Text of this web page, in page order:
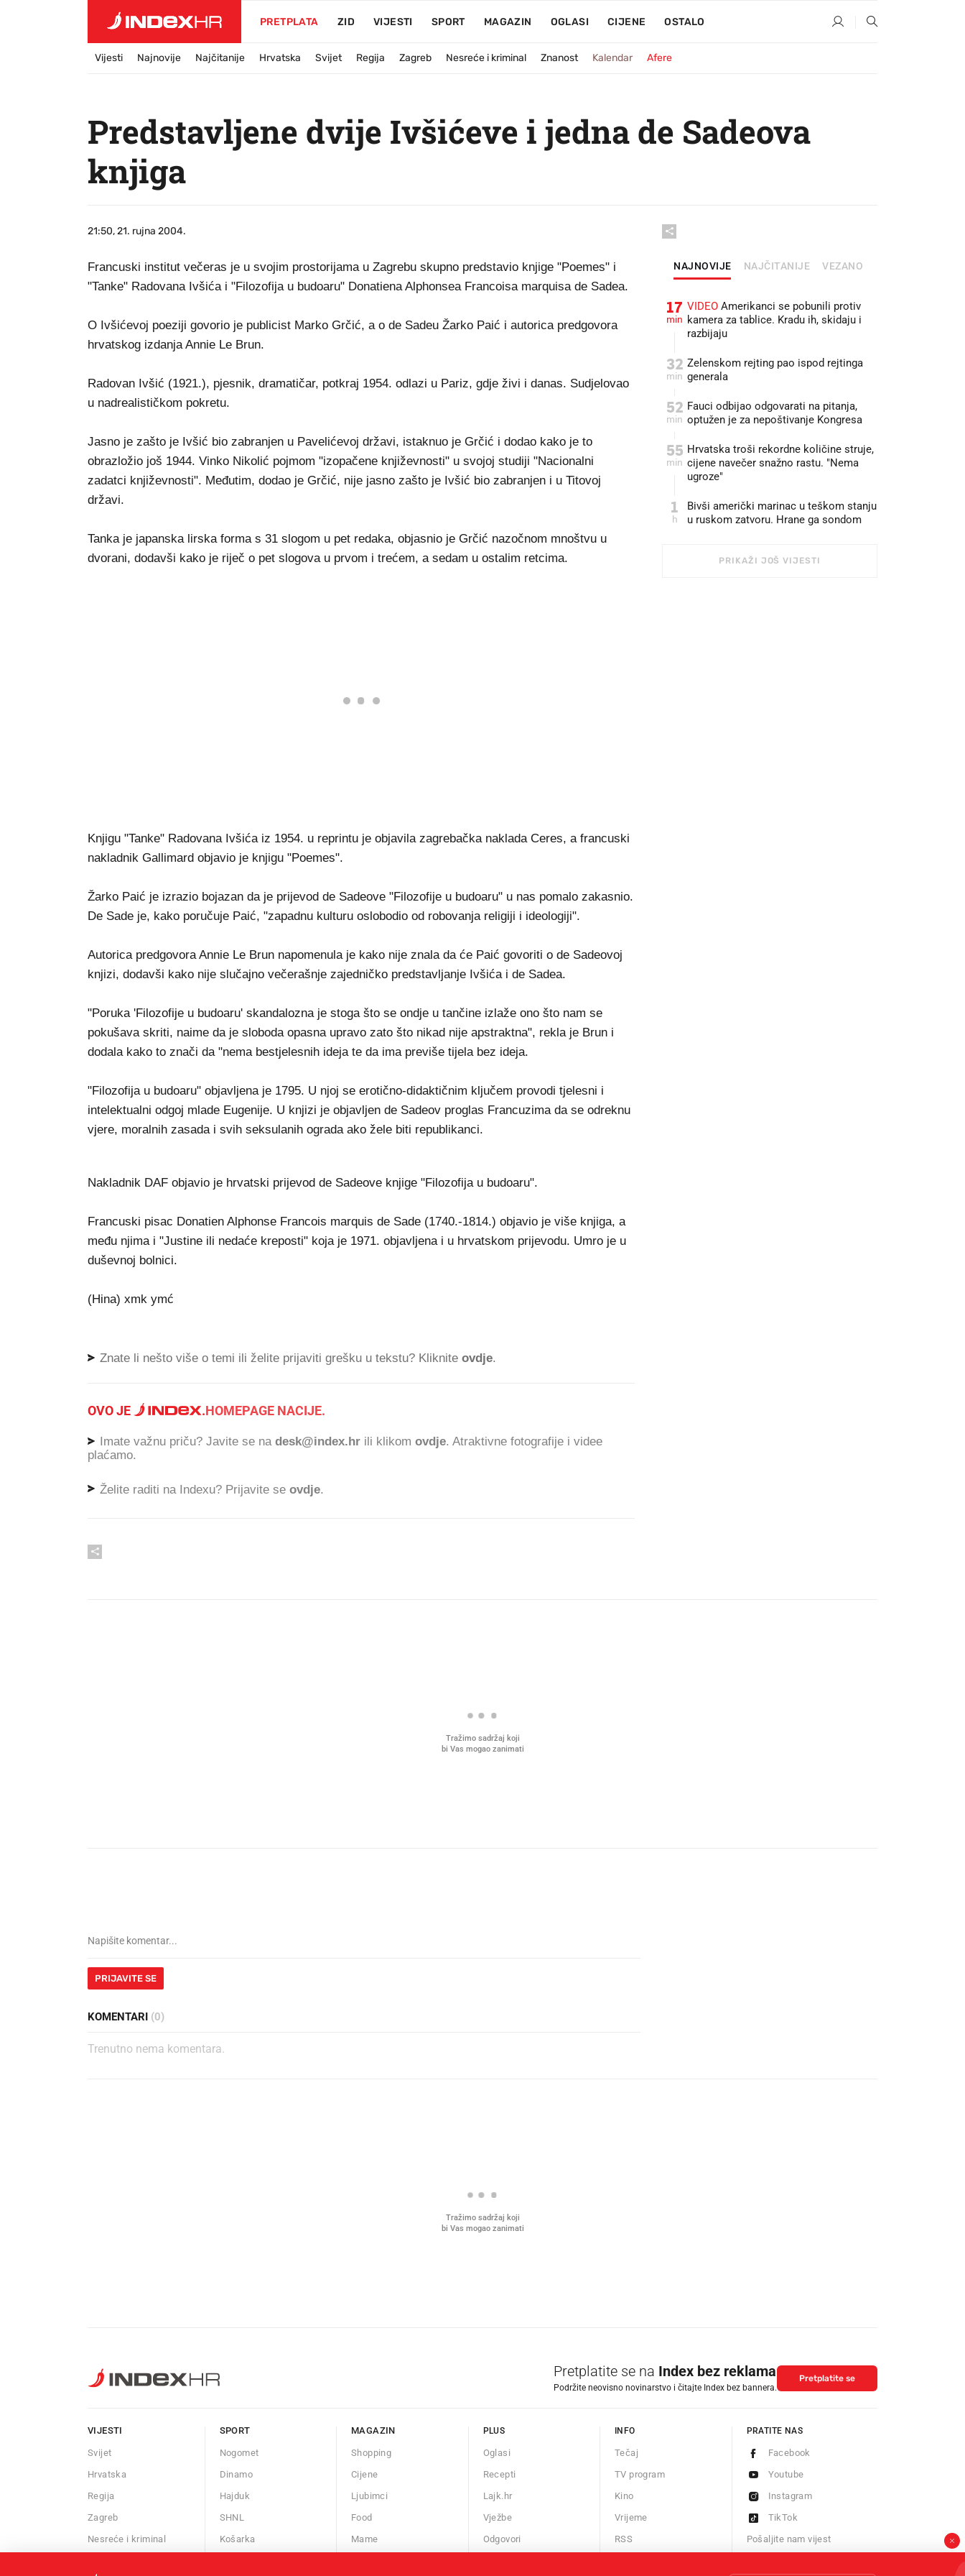
PRETPLATA ZID VIJESTI SPORT MAGAZIN OGLASI CIJENE OSTALO
Vijesti Najnovije Najčitanije Hrvatska Svijet Regija Zagreb Nesreće i kriminal Znanost Kalendar Afere
Predstavljene dvije Ivšićeve i jedna de Sadeova
knjiga
21:50, 21. rujna 2004.
Francuski institut večeras je u svojim prostorijama u Zagrebu skupno predstavio knjige "Poemes" i
"Tanke" Radovana Ivšića i "Filozofija u budoaru" Donatiena Alphonsea Francoisa marquisa de Sadea.
O Ivšićevoj poeziji govorio je publicist Marko Grčić, a o de Sadeu Žarko Paić i autorica predgovora
hrvatskog izdanja Annie Le Brun.
Radovan Ivšić (1921.), pjesnik, dramatičar, potkraj 1954. odlazi u Pariz, gdje živi i danas. Sudjelovao
u nadrealističkom pokretu.
Jasno je zašto je Ivšić bio zabranjen u Pavelićevoj državi, istaknuo je Grčić i dodao kako je to
obrazložio još 1944. Vinko Nikolić pojmom "izopačene književnosti" u svojoj studiji "Nacionalni
zadatci književnosti". Međutim, dodao je Grčić, nije jasno zašto je Ivšić bio zabranjen i u Titovoj
državi.
Tanka je japanska lirska forma s 31 slogom u pet redaka, objasnio je Grčić nazočnom mnoštvu u
dvorani, dodavši kako je riječ o pet slogova u prvom i trećem, a sedam u ostalim retcima.
Knjigu "Tanke" Radovana Ivšića iz 1954. u reprintu je objavila zagrebačka naklada Ceres, a francuski
nakladnik Gallimard objavio je knjigu "Poemes".
Žarko Paić je izrazio bojazan da je prijevod de Sadeove "Filozofije u budoaru" u nas pomalo zakasnio.
De Sade je, kako poručuje Paić, "zapadnu kulturu oslobodio od robovanja religiji i ideologiji".
Autorica predgovora Annie Le Brun napomenula je kako nije znala da će Paić govoriti o de Sadeovoj
knjizi, dodavši kako nije slučajno večerašnje zajedničko predstavljanje Ivšića i de Sadea.
"Poruka 'Filozofije u budoaru' skandalozna je stoga što se ondje u tančine izlaže ono što nam se
pokušava skriti, naime da je sloboda opasna upravo zato što nikad nije apstraktna", rekla je Brun i
dodala kako to znači da "nema bestjelesnih ideja te da ima previše tijela bez ideja.
"Filozofija u budoaru" objavljena je 1795. U njoj se erotično-didaktičnim ključem provodi tjelesni i
intelektualni odgoj mlade Eugenije. U knjizi je objavljen de Sadeov proglas Francuzima da se odreknu
vjere, moralnih zasada i svih seksulanih ograda ako žele biti republikanci.
Nakladnik DAF objavio je hrvatski prijevod de Sadeove knjige "Filozofija u budoaru".
Francuski pisac Donatien Alphonse Francois marquis de Sade (1740.-1814.) objavio je više knjiga, a
među njima i "Justine ili nedaće kreposti" koja je 1971. objavljena i u hrvatskom prijevodu. Umro je u
duševnoj bolnici.
(Hina) xmk ymć
Znate li nešto više o temi ili želite prijaviti grešku u tekstu? Kliknite ovdje.
OVO JE .HOMEPAGE NACIJE.
Imate važnu priču? Javite se na desk@index.hr ili klikom ovdje. Atraktivne fotografije i videe
plaćamo.
Želite raditi na Indexu? Prijavite se ovdje.
NAJNOVIJE NAJČITANIJE VEZANO
17
min
VIDEO Amerikanci se pobunili protiv
kamera za tablice. Kradu ih, skidaju i
razbijaju
32
min
Zelenskom rejting pao ispod rejtinga
generala
52
min
Fauci odbijao odgovarati na pitanja,
optužen je za nepoštivanje Kongresa
55
min
Hrvatska troši rekordne količine struje,
cijene navečer snažno rastu. "Nema
ugroze"
1
h
Bivši američki marinac u teškom stanju
u ruskom zatvoru. Hrane ga sondom
PRIKAŽI JOŠ VIJESTI
Tražimo sadržaj koji
bi Vas mogao zanimati
PRIJAVITE SE
KOMENTARI (0)
Trenutno nema komentara.
Tražimo sadržaj koji
bi Vas mogao zanimati
Pretplatite se na Index bez reklama
Podržite neovisno novinarstvo i čitajte Index bez bannera.
Pretplatite se
VIJESTI
Svijet
Hrvatska
Regija
Zagreb
Nesreće i kriminal
SPORT
Nogomet
Dinamo
Hajduk
SHNL
Košarka
MAGAZIN
Shopping
Cijene
Ljubimci
Food
Mame
PLUS
Oglasi
Recepti
Lajk.hr
Vježbe
Odgovori
INFO
Tečaj
TV program
Kino
Vrijeme
RSS
PRATITE NAS
Facebook
Youtube
Instagram
TikTok
Pošaljite nam vijest